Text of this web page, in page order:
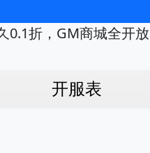
0.1折，GM商城全开
开服表